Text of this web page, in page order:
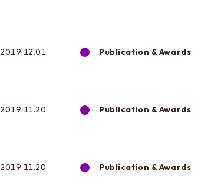
Publication & Awards
2019.12.01
Publication & Awards
2019.11.20
Publication & Awards
2019.11.20